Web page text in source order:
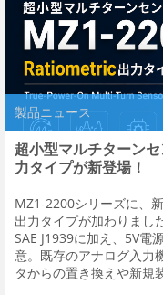
製品ニュース
超小型マルチターン
力タイプが新登場！
MZ1-2200シリーズに、
出力タイプが加わりまし
SAE J1939に加え、5V
意。既存のアナログ入力
タからの置き換えや新規